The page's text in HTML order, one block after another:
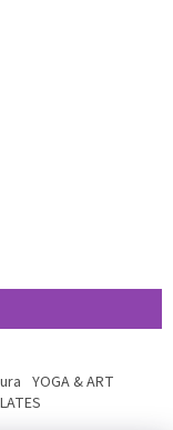
YOGA & ART